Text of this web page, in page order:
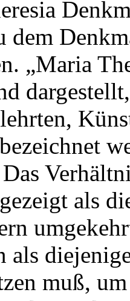
dem
„Maria
als
als
muß,